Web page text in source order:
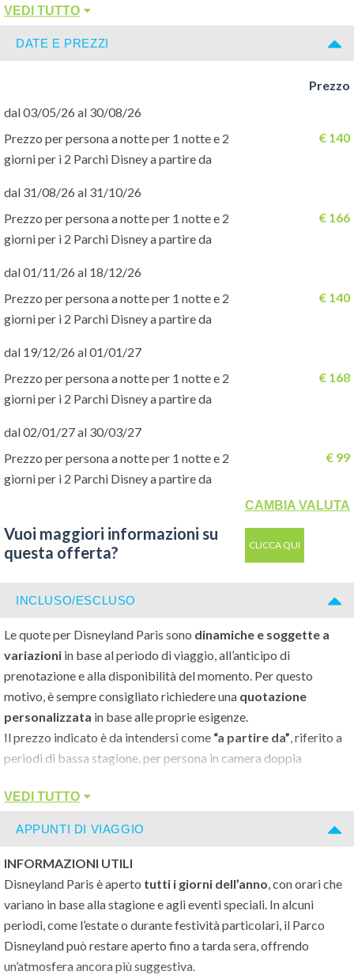
indimenticabili tra castelli incantati, mondi fantastici e scenari
da sogno, fino agli spettacolari giochi di luce e fuochi d’artificio
IlParco Walt Disney Studios
del mondo Disney, tra cinema, effetti speciali e attrazioni
adrenaliniche. Qui troverai esperienze immersive come la
che ti farà entrare nel magico mondo di Arendelle.
Durante tutto l’anno, Disneyland Paris propone
Il Disney Hotel Santa Fe si trova all’interno del resort, a circa 20
minuti a piedi dai parchi lungo il fiume, ed è collegato tramite
servizio navetta gratuito . La posizione è comoda per chi vuole
SISTEMAZIONI
Le camere sono moderne, colorate e ispirate al mondo di Cars,
dotate di comfort essenziali come aria condizionata, TV, Wi-Fi e
servizi privati. Sono ideali per famiglie e gruppi che cercano una
soluzione pratica e funzionale.
SERVIZI
tematico, parcheggio e navetta per i parchi. Gli ospiti possono
usufruire degliExtra Magic Time, accedendo alle attrazioni
prima dell’apertura ufficiale.
RISTORAZIONE
È presente un ristorante a buffet con cucina internazionale e un
bar, perfetti per pasti informali e veloci, ideali dopo una giornata
intensa nei parchi.
ATTIVITÀ E DINTORNI
All’interno dell’hotel è possibile incontrare i
in momenti dedicati. La vicinanza ai parchi e al Disney Village
consente di vivere appieno tutte le esperienze del resort, tra
attrazioni, spettacoli e intrattenimento.
Vuoi maggiori informazioni su
VEDI TUTTO
DATE E PREZZI
Prezzo
dal 03/05/26 al 30/08/26
Prezzo per persona a notte per 1 notte e 2
giorni per i 2 Parchi Disney a partire da
€ 140
dal 31/08/26 al 31/10/26
Prezzo per persona a notte per 1 notte e 2
giorni per i 2 Parchi Disney a partire da
€ 166
dal 01/11/26 al 18/12/26
Prezzo per persona a notte per 1 notte e 2
giorni per i 2 Parchi Disney a partire da
€ 140
dal 19/12/26 al 01/01/27
Prezzo per persona a notte per 1 notte e 2
giorni per i 2 Parchi Disney a partire da
€ 168
dal 02/01/27 al 30/03/27
Prezzo per persona a notte per 1 notte e 2
giorni per i 2 Parchi Disney a partire da
€ 99
CAMBIA VALUTA
Vuoi maggiori informazioni su
questa offerta?
CLICCA QUI
INCLUSO/ESCLUSO
Le quote per Disneyland Paris sono dinamiche e soggette a
variazioni in base al periodo di viaggio, all’anticipo di
prenotazione e alla disponibilità del momento. Per questo
motivo, è sempre consigliato richiedere una quotazione
personalizzata in base alle proprie esigenze.
Il prezzo indicato è da intendersi come “a partire da”, riferito a
periodi di bassa stagione, per persona in camera doppia
ingressi ai parchi
- Sistemazione incamera doppia standard con servizi privati
- Trattamento di solo pernottamento
- Biglietti di ingresso per2 giorni ai Parchi Disney (Disneyland
Park e Walt Disney Studios)
VEDI TUTTO
APPUNTI DI VIAGGIO
INFORMAZIONI UTILI
Disneyland Paris è aperto tutti i giorni dell’anno, con orari che
variano in base alla stagione e agli eventi speciali. In alcuni
periodi, come l’estate o durante festività particolari, il Parco
Disneyland può restare aperto fino a tarda sera, offrendo
un’atmosfera ancora più suggestiva.